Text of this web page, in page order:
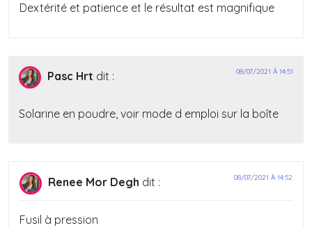
Dextérité et patience et le résultat est magnifique
Pasc Hrt dit : 08/07/2021 À 14:51
Solarine en poudre, voir mode d emploi sur la boîte
Renee Mor Degh dit : 08/07/2021 À 14:52
Fusil à pression